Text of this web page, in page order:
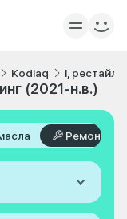
Kodiaq I,
(2021-н.в.)
Ремонт